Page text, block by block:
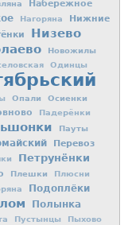
Набережное
Нагоряна
Нижние
Низево
Новожилы
Одинцы
Опали Осиенки
Падерёнки
Пауты
Перевоз
Петрунёнки
Плешки
Плюсни
Подоплёки
Полынка
Пустынцы Пыхово